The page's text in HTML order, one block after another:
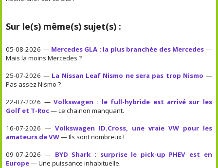
Sur le(s) même(s) sujet(s) :
05-08-2026 — Mercedes GLA : la plus branchée des Mercedes —
Mais la moins Mercedes ?
25-07-2026 — La Nissan Leaf Nismo ne sera pas trop Nismo —
Pas assez Nismo ?
22-07-2026 —Volkswagen : le full-hybride est arrivé sur les
Golf et T-Roc— Le chainon manquant.
16-07-2026 —Volkswagen ID.Cross, une vraie VW pour les
amateurs de VW— Ils sont nombreux !
09-07-2026 — BYD Shark : surprise le pick-up PHEV est en
Europe— Une puissance inhabituelle.